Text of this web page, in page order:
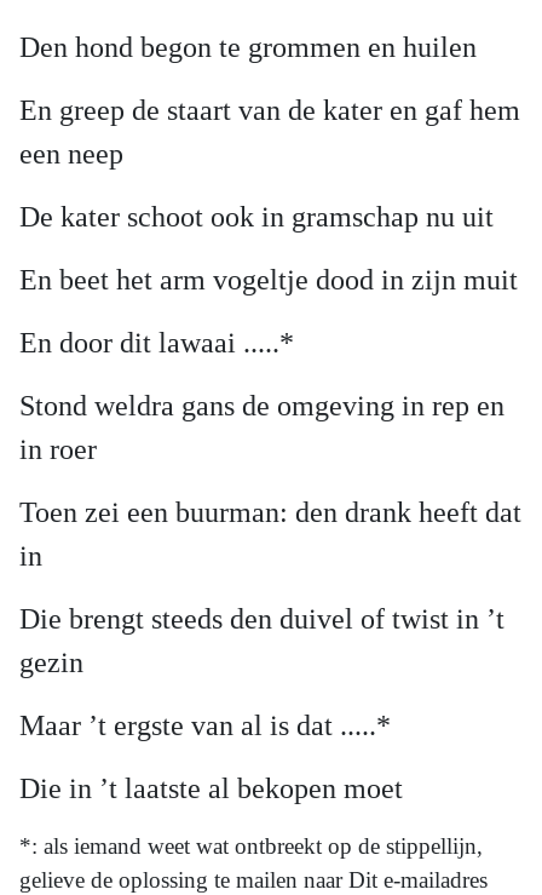
Den hond begon te grommen en huilen
En greep de staart van de kater en gaf hem
een neep
De kater schoot ook in gramschap nu uit
En beet het arm vogeltje dood in zijn muit
En door dit lawaai .....*
Stond weldra gans de omgeving in rep en
in roer
Toen zei een buurman: den drank heeft dat
in
Die brengt steeds den duivel of twist in ’t
gezin
Maar ’t ergste van al is dat .....*
Die in ’t laatste al bekopen moet
*: als iemand weet wat ontbreekt op de stippellijn,
gelieve de oplossing te mailen naarDit e-mailadres